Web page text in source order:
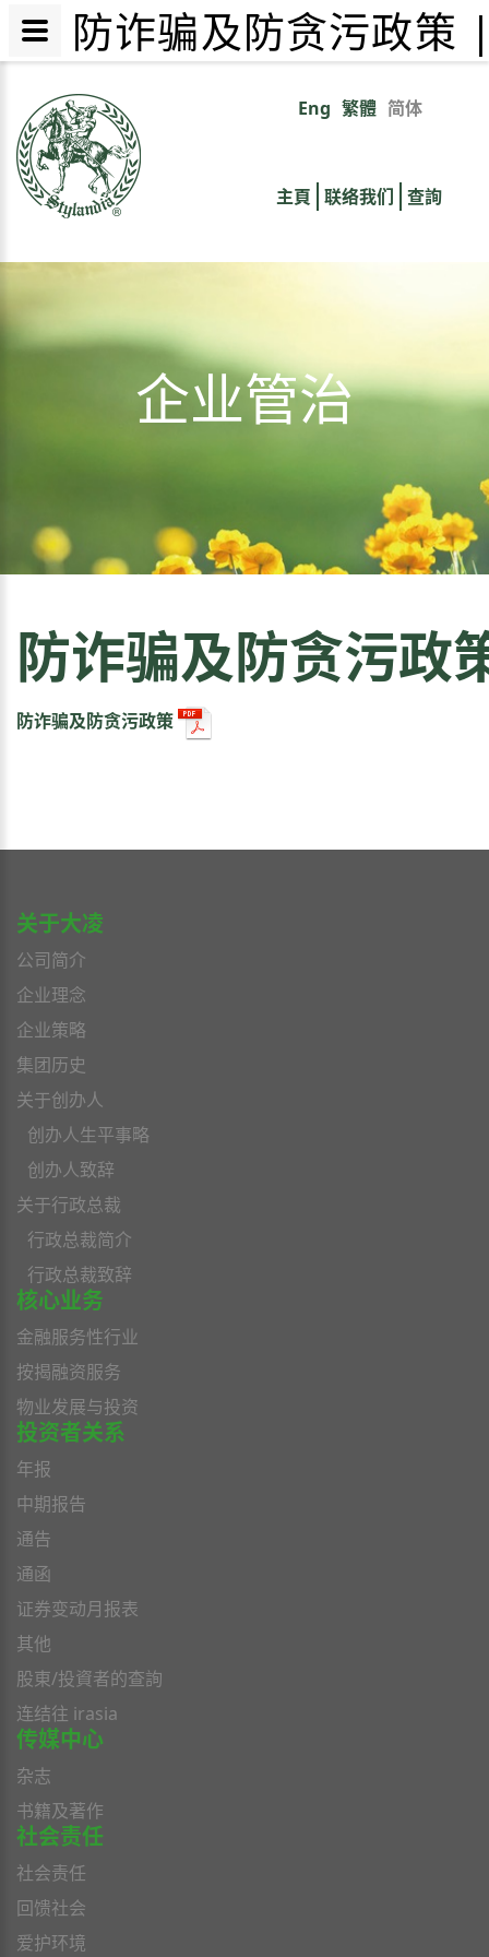
主
Eng 繁體 简体
links
主頁 联络我们 查詢
企业管治
防诈骗及防贪污政
防诈骗及防贪污政策
关于大凌
公司简介
企业理念
企业策略
集团历史
关于创办人
创办人生平事略
创办人致辞
关于行政总裁
行政总裁简介
行政总裁致辞
核心业务
金融服务性行业
按揭融资服务
物业发展与投资
投资者关系
年报
中期报告
通告
通函
证券变动月报表
其他
股東/投資者的查詢
连结往 irasia
传媒中心
杂志
书籍及著作
社会责任
社会责任
回馈社会
爱护环境
防诈骗及防贪污政策